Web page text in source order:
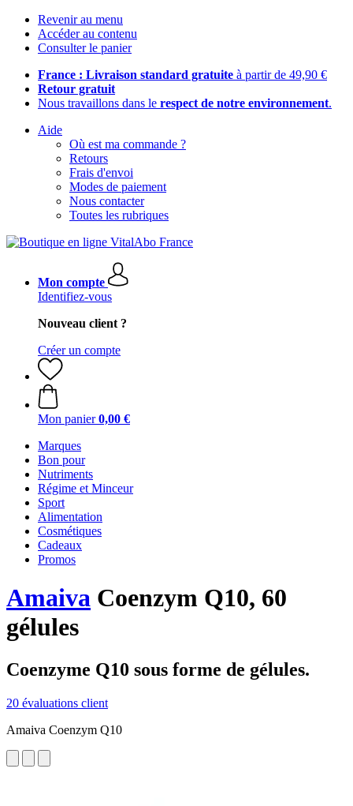
Revenir au menu
Accéder au contenu
Consulter le panier
France : Livraison standard gratuite à partir de 49,90 €
Retour gratuit
Nous travaillons dans le respect de notre environnement.
Aide
Où est ma commande ?
Retours
Frais d'envoi
Modes de paiement
Nous contacter
Toutes les rubriques
Mon compte
Identifiez-vous
Nouveau client ?
Créer un compte
Mon panier 0,00 €
Marques
Bon pour
Nutriments
Régime et Minceur
Sport
Alimentation
Cosmétiques
Cadeaux
Promos
Amaiva Coenzym Q10, 60
gélules
Coenzyme Q10 sous forme de gélules.
20 évaluations client
Amaiva Coenzym Q10